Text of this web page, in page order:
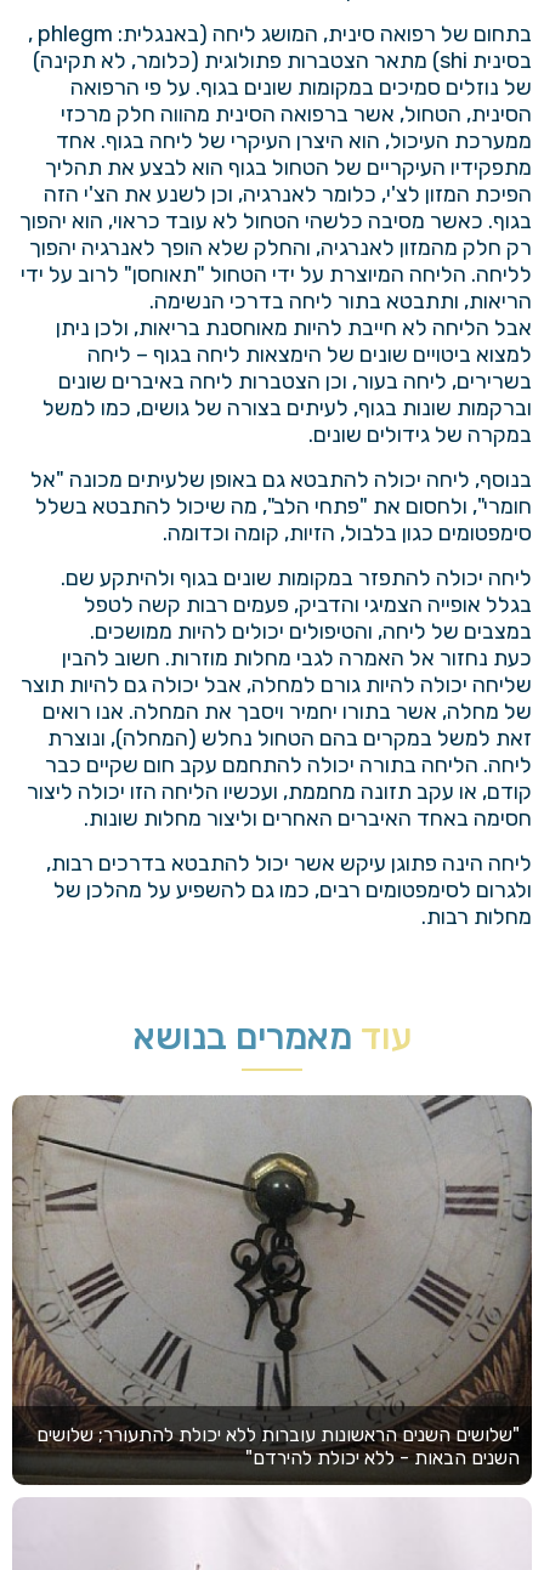
בתחום של רפואה סינית
, המושג ליחה (באנגלית: phlegm ,
בסינית shi) מתאר הצטברות פתולוגית (כלומר, לא תקינה)
של נוזלים סמיכים במקומות שונים בגוף. על פי הרפואה
הסינית, הטחול, אשר ברפואה הסינית מהווה חלק מרכזי
ממערכת העיכול, הוא היצרן העיקרי של ליחה בגוף. אחד
מתפקידיו העיקריים של הטחול בגוף הוא לבצע את תהליך
הפיכת המזון לצ'י, כלומר לאנרגיה, וכן לשנע את הצ'י הזה
בגוף. כאשר מסיבה כלשהי הטחול לא עובד כראוי, הוא יהפוך
רק חלק מהמזון לאנרגיה, והחלק שלא הופך לאנרגיה יהפוך
לליחה. הליחה המיוצרת על ידי הטחול "תאוחסן" לרוב על ידי
הריאות, ותתבטא בתור ליחה בדרכי הנשימה.
אבל הליחה לא חייבת להיות מאוחסנת בריאות, ולכן ניתן
למצוא ביטויים שונים של הימצאות ליחה בגוף – ליחה
בשרירים, ליחה בעור, וכן הצטברות ליחה באיברים שונים
וברקמות שונות בגוף, לעיתים בצורה של גושים, כמו למשל
במקרה של גידולים שונים.
בנוסף, ליחה יכולה להתבטא גם באופן שלעיתים מכונה "אל
חומרי", ולחסום את "פתחי הלב", מה שיכול להתבטא בשלל
סימפטומים כגון בלבול, הזיות, קומה וכדומה.
ליחה יכולה להתפזר במקומות שונים בגוף ולהיתקע שם.
בגלל אופייה הצמיגי והדביק, פעמים רבות קשה לטפל
במצבים של ליחה, והטיפולים יכולים להיות ממושכים.
כעת נחזור אל האמרה לגבי מחלות מוזרות. חשוב להבין
שליחה יכולה להיות גורם למחלה, אבל יכולה גם להיות תוצר
של מחלה, אשר בתורו יחמיר ויסבך את המחלה. אנו רואים
זאת למשל במקרים בהם הטחול נחלש (המחלה), ונוצרת
ליחה. הליחה בתורה יכולה להתחמם עקב חום שקיים כבר
קודם, או עקב תזונה מחממת, ועכשיו הליחה הזו יכולה ליצור
חסימה באחד האיברים האחרים וליצור מחלות שונות.
ליחה הינה פתוגן עיקש אשר יכול להתבטא בדרכים רבות,
ולגרום לסימפטומים רבים, כמו גם להשפיע על מהלכן של
מחלות רבות.
עוד מאמרים בנושא
"שלושים השנים הראשונות עוברות ללא יכולת להתעורר; שלושים
השנים הבאות - ללא יכולת להירדם"